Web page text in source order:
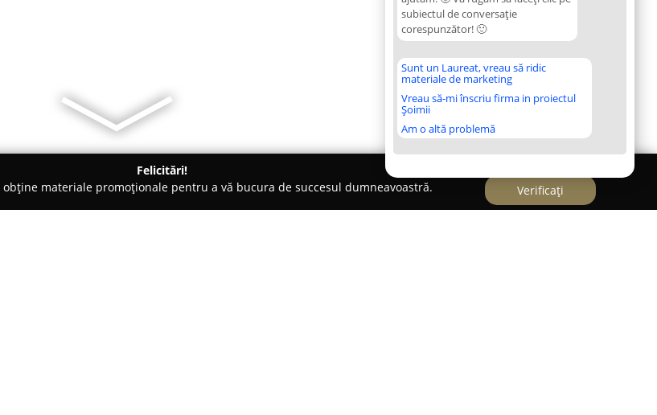
subiectul de conversație
corespunzător! 🙂
Sunt un Laureat, vreau să ridic
materiale de marketing
Vreau să-mi înscriu firma in proiectul
Șoimii
Am o altă problemă
Felicitări!
materiale promoționale pentru a vă bucura de succesul dumneavoastră.
Verificați